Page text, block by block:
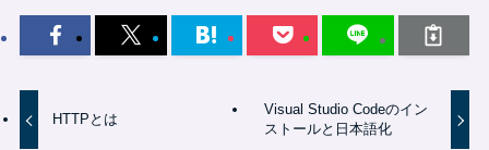
HTTPとは
Visual Studio Codeのイン
ストールと日本語化